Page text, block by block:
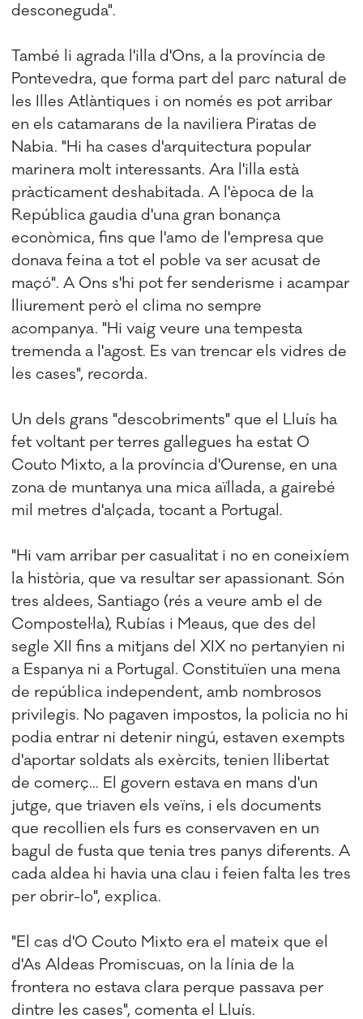
desconeguda".
També li agrada l'illa d'Ons, a la província de
Pontevedra, que forma part del parc natural de
les Illes Atlàntiques i on només es pot arribar
en els catamarans de la naviliera Piratas de
Nabia. "Hi ha cases d'arquitectura popular
marinera molt interessants. Ara l'illa està
pràcticament deshabitada. A l'època de la
República gaudia d'una gran bonança
econòmica, fins que l'amo de l'empresa que
donava feina a tot el poble va ser acusat de
maçó". A Ons s'hi pot fer senderisme i acampar
lliurement però el clima no sempre
acompanya. "Hi vaig veure una tempesta
tremenda a l'agost. Es van trencar els vidres de
les cases", recorda.
Un dels grans "descobriments" que el Lluís ha
fet voltant per terres gallegues ha estat O
Couto Mixto, a la província d'Ourense, en una
zona de muntanya una mica aïllada, a gairebé
mil metres d'alçada, tocant a Portugal.
"Hi vam arribar per casualitat i no en coneixíem
la història, que va resultar ser apassionant. Són
tres aldees, Santiago (rés a veure amb el de
Compostel·la), Rubías i Meaus, que des del
segle XII fins a mitjans del XIX no pertanyien ni
a Espanya ni a Portugal. Constituïen una mena
de república independent, amb nombrosos
privilegis. No pagaven impostos, la policia no hi
podia entrar ni detenir ningú, estaven exempts
d'aportar soldats als exèrcits, tenien llibertat
de comerç... El govern estava en mans d'un
jutge, que triaven els veïns, i els documents
que recollien els furs es conservaven en un
bagul de fusta que tenia tres panys diferents. A
cada aldea hi havia una clau i feien falta les tres
per obrir-lo", explica.
"El cas d'O Couto Mixto era el mateix que el
d'As Aldeas Promiscuas, on la línia de la
frontera no estava clara perque passava per
dintre les cases", comenta el Lluís.